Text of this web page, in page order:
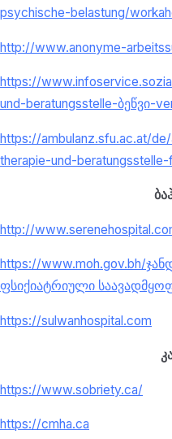
psychische-belastung/
http://www.anonyme-
https://www.infoservice.
und-beratungsstelle-ბეწვი-
https://ambulanz.sfu.ac.at/de/
therapie-und-beratungsstelle-
http://
https://www.moh.gov.bh/
ფსიქიატრიული
https://sulwanhospital.com
https://www.sobriety.ca/
https://cmha.ca